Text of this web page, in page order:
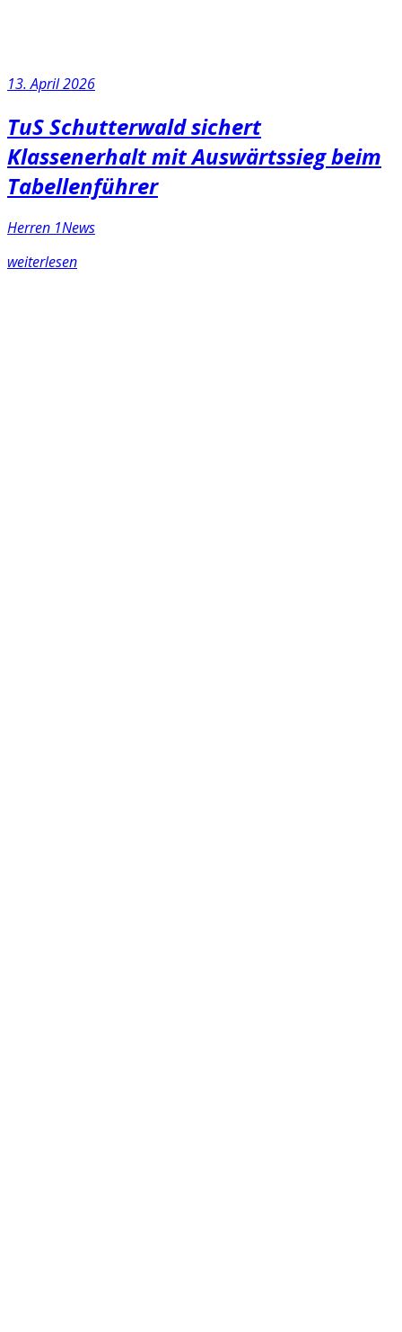
13. April 2026
TuS Schutterwald sichert
Klassenerhalt mit Auswärtssieg beim
Tabellenführer
Herren 1News
weiterlesen